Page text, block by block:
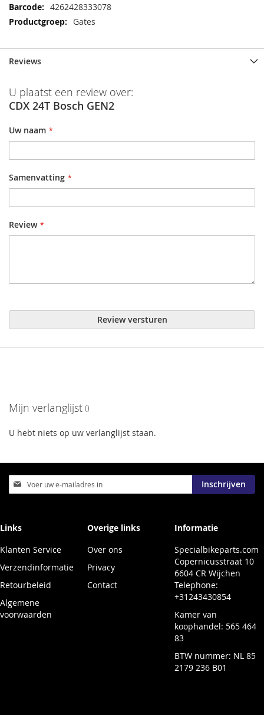
Meer
informatie
4262428333078
Gates
Reviews
U plaatst een review over:
CDX 24T Bosch GEN2
Uw naam
Samenvatting
Review
Review versturen
Mijn verlanglijst
U hebt niets op uw verlanglijst staan.
Abonneer
u
nieuwsbrief
Inschrijven
Links
Klanten Service
Verzendinformatie
Retourbeleid
Algemene
voorwaarden
Overige links
Over ons
Privacy
Contact
Informatie
Specialbikeparts.com
Copernicusstraat 10
6604 CR Wijchen
Telephone:
+31243430854
Kamer van
koophandel: 565 464
83
BTW nummer: NL 85
2179 236 B01